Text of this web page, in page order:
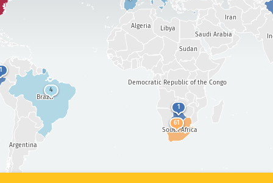
데이터 세트
데이터 스케일
Argentina
Democratic Republic of the Congo
South Africa
Brazil
Libya
Sudan
Iran
Saudi Arabia
Algeria
4
1
61